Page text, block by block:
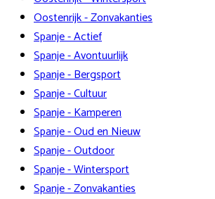
Oostenrijk - Zonvakanties
Spanje - Actief
Spanje - Avontuurlijk
Spanje - Bergsport
Spanje - Cultuur
Spanje - Kamperen
Spanje - Oud en Nieuw
Spanje - Outdoor
Spanje - Wintersport
Spanje - Zonvakanties